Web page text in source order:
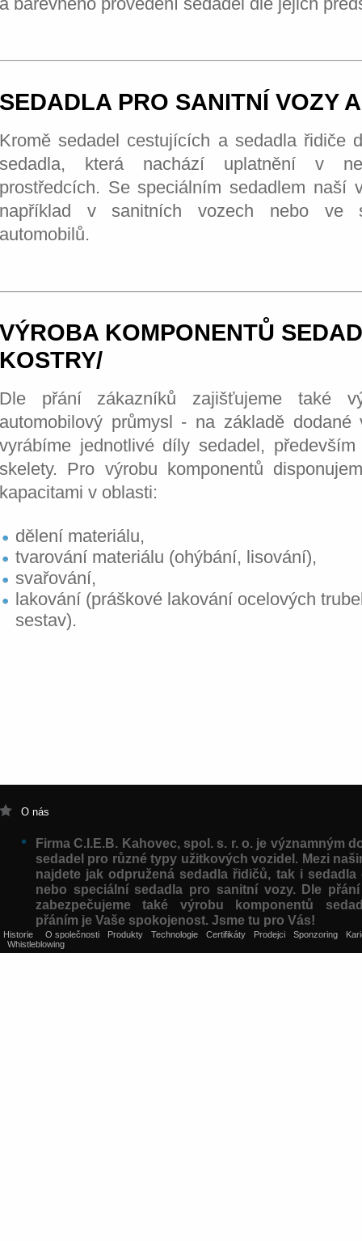
SEDADLA PRO SANITNÍ VOZY
Kromě sedadel cestujících a sedadla řidiče
sedadla, která nachází uplatnění v
prostředcích. Se speciálním sedadlem naší
například v sanitních vozech nebo ve
automobilů.
VÝROBA KOMPONENTŮ
KOSTRY/
Dle přání zákazníků zajišťujeme také
automobilový průmysl - na základě dodané
vyrábíme jednotlivé díly sedadel,
skelety. Pro výrobu komponentů
kapacitami v oblasti:
dělení materiálu,
tvarování materiálu (ohýbání, lisování),
svařování,
lakování (práškové lakování ocelových
sestav).
O nás
Firma C.I.E.B. Kahovec, spol. s. r. o. je významným
sedadel pro různé typy užitkových vozidel. Mezi
najdete jak odpružená sedadla řidičů, tak i sedadla
nebo speciální sedadla pro sanitní vozy. Dle přání
zabezpečujeme také výrobu komponentů
přáním je Vaše spokojenost. Jsme tu pro Vás!
Historie O společnosti Produkty Technologie Certifikáty Prodejci Sponzoring
Whistleblowing